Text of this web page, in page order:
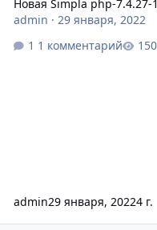
Новая Simpla php-7.4.27-1
admin · 29 января, 2022
1 комментарий
admin29 января, 20224 г.